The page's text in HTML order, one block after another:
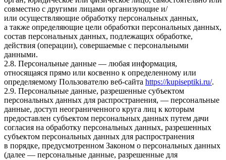
совместно с другими лицами организующие и/
или осуществляющие обработку персональных данных,
а также определяющие цели обработки персональных данных,
состав персональных данных, подлежащих обработке,
действия (операции), совершаемые с персональными
данными.
2.8. Персональные данные — любая информация,
относящаяся прямо или косвенно к определенному или
определяемому Пользователю веб-сайта https://kupiseptiki.ru/.
2.9. Персональные данные, разрешенные субъектом
персональных данных для распространения, — персональные
данные, доступ неограниченного круга лиц к которым
предоставлен субъектом персональных данных путем дачи
согласия на обработку персональных данных, разрешенных
субъектом персональных данных для распространения
в порядке, предусмотренном Законом о персональных данных
(далее — персональные данные, разрешенные для